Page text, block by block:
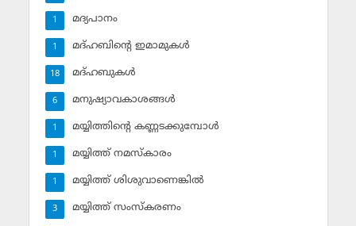
മദ്യപാനം
1
മദ്ഹബിന്റെ ഇമാമുകള്‍
1
മദ്ഹബുകള്‍
18
മനുഷ്യാവകാശങ്ങള്‍
6
മയ്യിത്തിന്റെ കണ്ണടക്കുമ്പോള്‍
1
മയ്യിത്ത് നമസ്‌കാരം
1
മയ്യിത്ത് ശിശുവാണെങ്കില്‍
1
മയ്യിത്ത് സംസ്‌കരണം
3